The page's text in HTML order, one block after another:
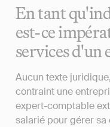
En tant
est-ce
services d'un
Aucun texte
contraint une
expert-comptable
salarié pour gérer